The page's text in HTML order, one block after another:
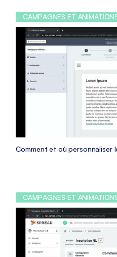
CAMPAGNES ET
Comment et où personnaliser
CAMPAGNES ET